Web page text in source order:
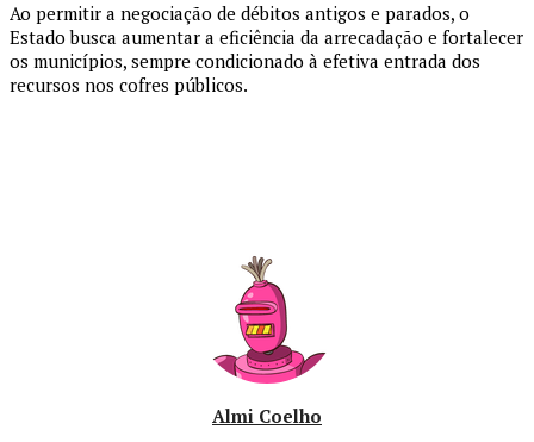
Ao permitir a negociação de débitos antigos e parados, o
Estado busca aumentar a eficiência da arrecadação e fortalecer
os municípios, sempre condicionado à efetiva entrada dos
recursos nos cofres públicos.
Almi Coelho